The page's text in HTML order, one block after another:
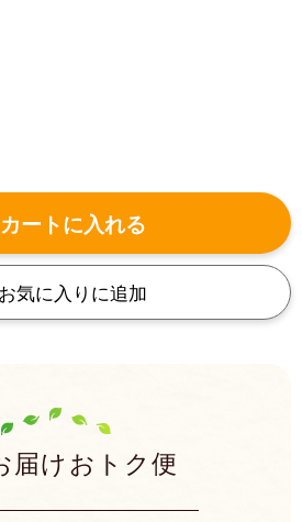
カートに入れる
お気に入りに追加
届けおトク便